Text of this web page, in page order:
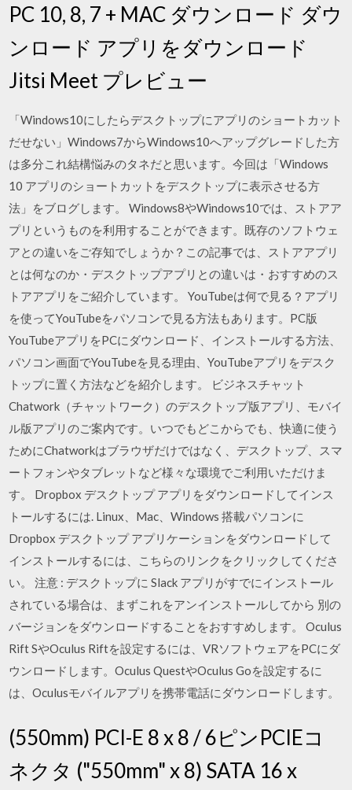
PC 10, 8, 7 + MAC ダウンロード ダウ
ンロード アプリをダウンロード
Jitsi Meet プレビュー
「Windows10にしたらデスクトップにアプリのショートカット
だせない」Windows7からWindows10へアップグレードした方
は多分これ結構悩みのタネだと思います。今回は「Windows
10 アプリのショートカットをデスクトップに表示させる方
法」をブログします。 Windows8やWindows10では、ストアア
プリというものを利用することができます。既存のソフトウェ
アとの違いをご存知でしょうか？この記事では、ストアアプリ
とは何なのか・デスクトップアプリとの違いは・おすすめのス
トアアプリをご紹介しています。 YouTubeは何で見る？アプリ
を使ってYouTubeをパソコンで見る方法もあります。PC版
YouTubeアプリをPCにダウンロード、インストールする方法、
パソコン画面でYouTubeを見る理由、YouTubeアプリをデスク
トップに置く方法などを紹介します。 ビジネスチャット
Chatwork（チャットワーク）のデスクトップ版アプリ、モバイ
ル版アプリのご案内です。いつでもどこからでも、快適に使う
ためにChatworkはブラウザだけではなく、デスクトップ、スマ
ートフォンやタブレットなど様々な環境でご利用いただけま
す。 Dropbox デスクトップ アプリをダウンロードしてインス
トールするには. Linux、Mac、Windows 搭載パソコンに
Dropbox デスクトップ アプリケーションをダウンロードして
インストールするには、こちらのリンクをクリックしてくださ
い。 注意 : デスクトップに Slack アプリがすでにインストール
されている場合は、まずこれをアンインストールしてから 別の
バージョンをダウンロードすることをおすすめします。 Oculus
Rift SやOculus Riftを設定するには、VRソフトウェアをPCにダ
ウンロードします。Oculus QuestやOculus Goを設定するに
は、Oculusモバイルアプリを携帯電話にダウンロードします。
(550mm) PCI-E 8 x 8 / 6ピンPCIEコ
ネクタ ("550mm" x 8) SATA 16 x